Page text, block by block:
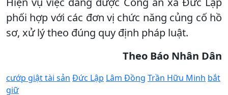
phối hợp với các đơn vị chức năng củng cố hồ
sơ, xử lý theo đúng quy định pháp luật.
Theo Báo Nhân Dân
cướp giật tài sản Đức Lập Lâm Đồng Trần Hữu Minh bắt
giữ